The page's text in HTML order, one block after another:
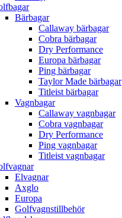
Bärbagar
Callaway bärbagar
Cobra bärbagar
Dry Performance
Europa bärbagar
Ping bärbagar
Taylor Made bärbagar
Titleist bärbagar
Vagnbagar
Callaway vagnbagar
Cobra vagnbagar
Dry Performance
Ping vagnbagar
Titleist vagnbagar
Elvagnar
Axglo
Europa
Golfvagnstillbehör